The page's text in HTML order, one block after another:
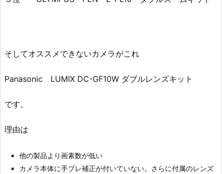
そしてオススメできないカメラがこれ
Panasonic LUMIX DC-GF10W ダブルレンズキット
です。
理由は
他の製品より画素数が低い
カメラ本体に手ブレ補正が付いていない。さらに付属のレンズ